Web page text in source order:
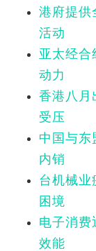
港府提
活动
亚太经
动力
香港八
受压
中国与
内销
台机械
困境
电子消
效能